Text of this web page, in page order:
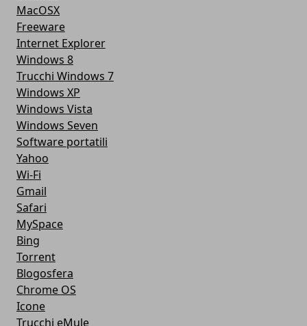
MacOSX
Freeware
Internet Explorer
Windows 8
Trucchi Windows 7
Windows XP
Windows Vista
Windows Seven
Software portatili
Yahoo
Wi-Fi
Gmail
Safari
MySpace
Bing
Torrent
Blogosfera
Chrome OS
Icone
Trucchi eMule